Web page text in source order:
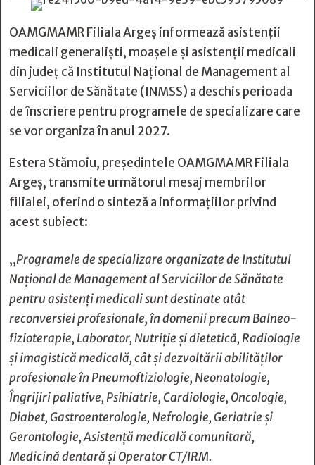
OAMGMAMR Filiala Argeș informează asistenții
medicali generaliști, moașele și asistenții medicali
din județ că Institutul Național de Management al
Serviciilor de Sănătate (INMSS) a deschis perioada
de înscriere pentru programele de specializare care
se vor organiza în anul 2027.
Estera Stămoiu, președintele OAMGMAMR Filiala
Argeș, transmite următorul mesaj membrilor
filialei, oferind o sinteză a informațiilor privind
acest subiect:
„Programele de specializare organizate de Institutul
Național de Management al Serviciilor de Sănătate
pentru asistenți medicali sunt destinate atât
reconversiei profesionale, în domenii precum Balneo-
fizioterapie, Laborator, Nutriție și dietetică, Radiologie
și imagistică medicală, cât și dezvoltării abilităților
profesionale în Pneumoftiziologie, Neonatologie,
Îngrijiri paliative, Psihiatrie, Cardiologie, Oncologie,
Diabet, Gastroenterologie, Nefrologie, Geriatrie și
Gerontologie, Asistență medicală comunitară,
Medicină dentară și Operator CT/IRM.